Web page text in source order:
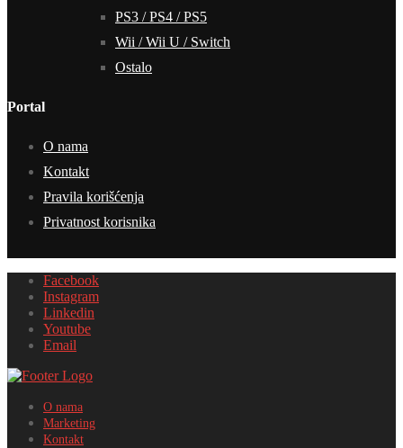
PS3 / PS4 / PS5
Wii / Wii U / Switch
Ostalo
Portal
O nama
Kontakt
Pravila korišćenja
Privatnost korisnika
Facebook
Instagram
Linkedin
Youtube
Email
O nama
Marketing
Kontakt